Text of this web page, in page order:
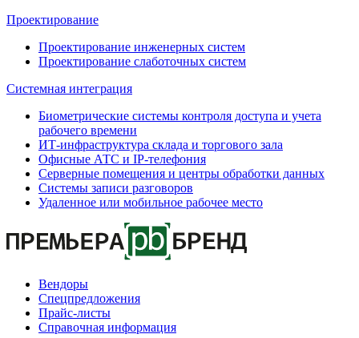
Проектирование
Проектирование инженерных систем
Проектирование слаботочных систем
Системная интеграция
Биометрические системы контроля доступа и учета
рабочего времени
ИТ-инфраструктура склада и торгового зала
Офисные АТС и IP-телефония
Серверные помещения и центры обработки данных
Системы записи разговоров
Удаленное или мобильное рабочее место
Вендоры
Спецпредложения
Прайс-листы
Справочная информация